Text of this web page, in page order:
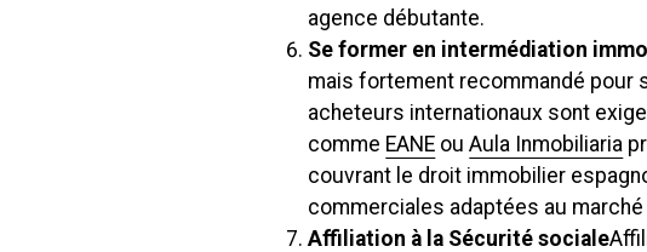
agence débutante.
Se former en intermédiation
mais fortement recommandé pour
acheteurs internationaux sont
comme EANE ouAula Inmobiliaria
couvrant le droit immobilier
commerciales adaptées au marché
Affiliation à la Sécurité sociale